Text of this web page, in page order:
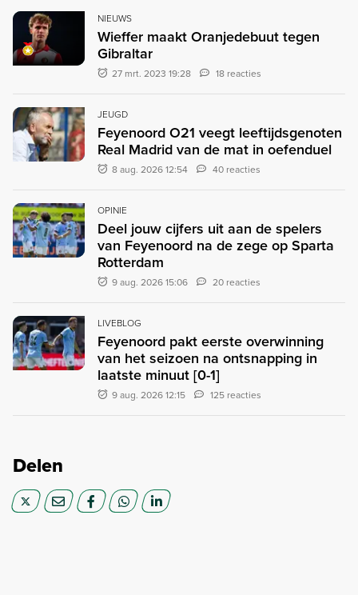
NIEUWS
Wieffer maakt Oranjedebuut tegen
Gibraltar
27 mrt. 2023 19:28 18 reacties
JEUGD
Feyenoord O21 veegt leeftijdsgenoten
Real Madrid van de mat in oefenduel
8 aug. 2026 12:54 40 reacties
OPINIE
Deel jouw cijfers uit aan de spelers
van Feyenoord na de zege op Sparta
Rotterdam
9 aug. 2026 15:06 20 reacties
LIVEBLOG
Feyenoord pakt eerste overwinning
van het seizoen na ontsnapping in
laatste minuut [0-1]
9 aug. 2026 12:15 125 reacties
Delen